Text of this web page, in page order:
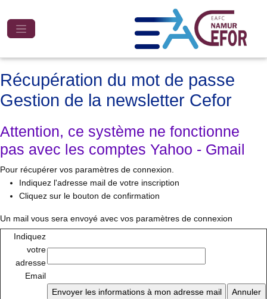
Récupération du mot de passe
Gestion de la newsletter Cefor
Attention, ce système ne fonctionne
pas avec les comptes Yahoo - Gmail
Pour récupérer vos paramètres de connexion.
Indiquez l'adresse mail de votre inscription
Cliquez sur le bouton de confirmation
Un mail vous sera envoyé avec vos paramètres de connexion
Indiquez
votre
adresse
Email